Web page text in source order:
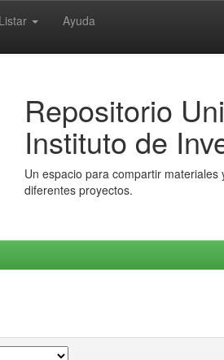
Listar Ayuda
Repositorio
Instituto de
Un espacio para compartir
diferentes proyectos.